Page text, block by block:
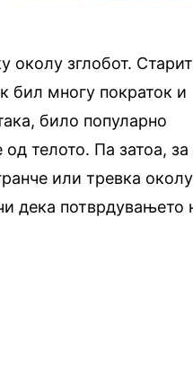
околу зглобот.
бил многу пократок и
било популарно
телото. Па затоа, за
или тревка околу
дека потврдувањето